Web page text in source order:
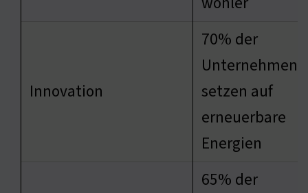
Innovation
70% der
Unternehmen
setzen auf
erneuerbare
Energien
65% der